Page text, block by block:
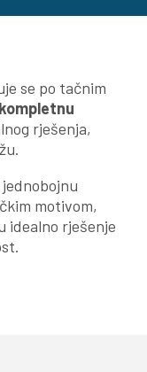
se po tačnim
rješenja,
motivom,
idealno rješenje